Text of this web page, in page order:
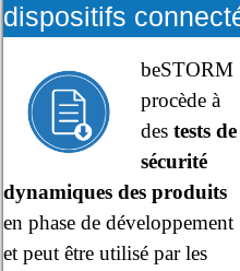
dispositifs
beSTORM
procède à
des tests de
sécurité
dynamiques des produits
en phase de développement
et peut être utilisé par les